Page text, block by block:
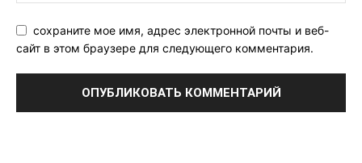
сохраните мое имя, адрес электронной почты и веб-
сайт в этом браузере для следующего комментария.